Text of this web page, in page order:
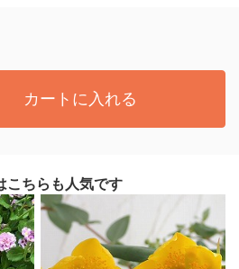
カートに入れる
こちらも人気です